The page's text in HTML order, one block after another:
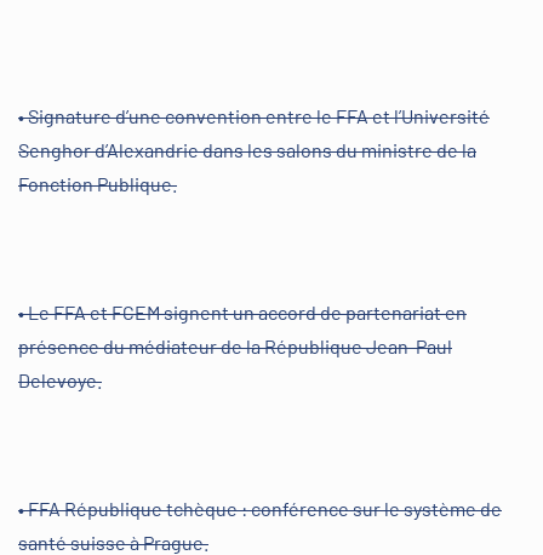
• Signature d’une convention entre le FFA et l’Université
Senghor d’Alexandrie dans les salons du ministre de la
Fonction Publique.
• Le FFA et FCEM signent un accord de partenariat en
présence du médiateur de la République Jean-Paul
Delevoye.
• FFA République tchèque : conférence sur le système de
santé suisse à Prague.